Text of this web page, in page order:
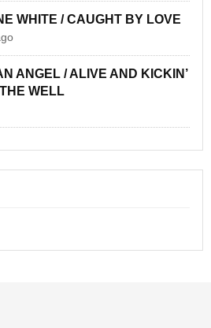
WHITE / CAUGHT BY LOVE
ANGEL / ALIVE AND KICKIN’
WELL